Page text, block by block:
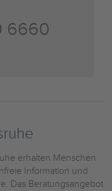
6660
erhalten Menschen
Information und
Das Beratungsangebot